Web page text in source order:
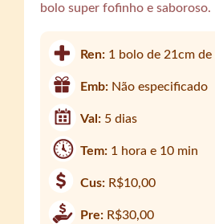
bolo super fofinho e saboroso.
Ren: 1 bolo de 21cm
Emb: Não especificado
Val: 5 dias
Tem: 1 hora e 10 min
Cus: R$10,00
Pre: R$30,00